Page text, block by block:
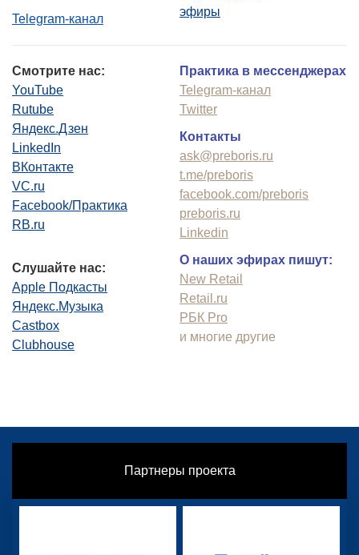
Telegram-канал
эфиры
Смотрите нас:
YouTube
Rutube
Яндекс.Дзен
LinkedIn
ВКонтакте
VC.ru
Facebook/Практика
RB.ru
Слушайте нас:
Apple Подкасты
Яндекс.Музыка
Castbox
Clubhouse
Практика в мессенджерах
Telegram-канал
Twitter
Контакты
ask@preboris.ru
t.me/preboris
facebook.com/preboris
preboris.ru
Linkedin
О наших эфирах пишут:
New Retail
Retail.ru
РБК Pro
и многие другие
Партнеры проекта